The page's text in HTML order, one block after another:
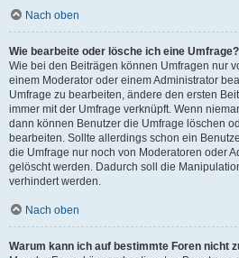
Nach oben
Wie bearbeite oder lösche ich eine Umfrage?
Wie bei den Beiträgen können Umfragen nur
einem Moderator oder einem Administrator
Umfrage zu bearbeiten, ändere den ersten
immer mit der Umfrage verknüpft. Wenn
dann können Benutzer die Umfrage löschen
bearbeiten. Sollte allerdings schon ein
die Umfrage nur noch von Moderatoren oder
gelöscht werden. Dadurch soll die
verhindert werden.
Nach oben
Warum kann ich auf bestimmte Foren nicht